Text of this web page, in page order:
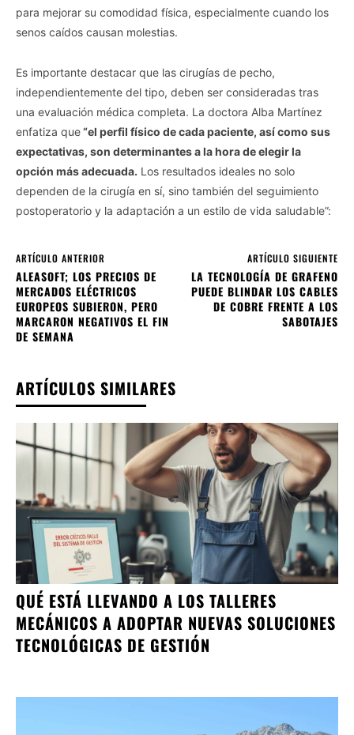
para mejorar su comodidad física, especialmente cuando los
senos caídos causan molestias.
Es importante destacar que las cirugías de pecho,
independientemente del tipo, deben ser consideradas tras
una evaluación médica completa. La doctora Alba Martínez
enfatiza que“el perfil físico de cada paciente, así como sus
expectativas, son determinantes a la hora de elegir la
opción más adecuada. Los resultados ideales no solo
dependen de la cirugía en sí, sino también del seguimiento
postoperatorio y la adaptación a un estilo de vida saludable”:
ARTÍCULO ANTERIOR
ALEASOFT; LOS PRECIOS DE
MERCADOS ELÉCTRICOS
EUROPEOS SUBIERON, PERO
MARCARON NEGATIVOS EL FIN
DE SEMANA
ARTÍCULO SIGUIENTE
LA TECNOLOGÍA DE GRAFENO
PUEDE BLINDAR LOS CABLES
DE COBRE FRENTE A LOS
SABOTAJES
ARTÍCULOS SIMILARES
QUÉ ESTÁ LLEVANDO A LOS TALLERES
MECÁNICOS A ADOPTAR NUEVAS SOLUCIONES
TECNOLÓGICAS DE GESTIÓN